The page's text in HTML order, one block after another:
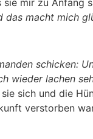
mir zu Anfang
das macht mich
schicken:
wieder lachen
sich und die
verstorben